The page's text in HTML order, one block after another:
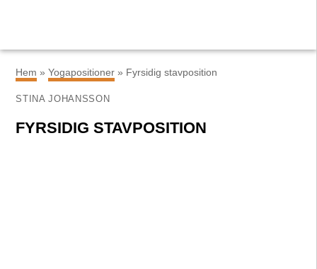
Hem »Yogapositioner » Fyrsidig stavposition
STINA JOHANSSON
FYRSIDIG STAVPOSITION